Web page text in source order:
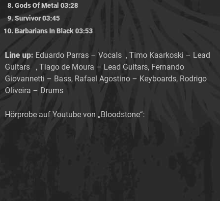
Gods Of Metal 03:28
Survivor 03:45
Barbarians In Black 03:53
Line up: Eduardo Parras – Vocals , Timo Kaarkoski – Lead
Guitars , Tiago de Moura – Lead Guitars, Fernando
Giovannetti – Bass, Rafael Agostino – Keyboards, Rodrigo
Oliveira – Drums
Hörprobe auf Youtube von „Bloodstone“: